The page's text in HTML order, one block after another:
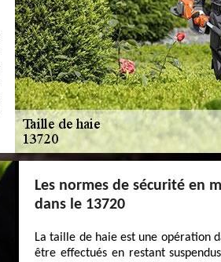
Les normes de sécurité en
dans le 13720
La taille de haie est une opération
être effectués en restant